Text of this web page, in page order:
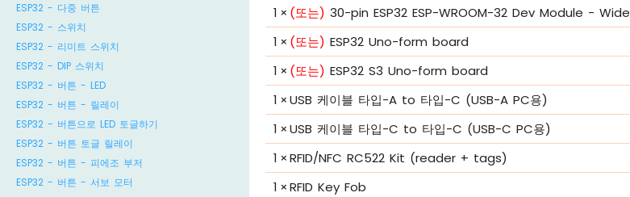
ESP32 - 다중 버튼
ESP32 - 스위치
ESP32 - 리미트 스위치
ESP32 - DIP 스위치
ESP32 - 버튼 - LED
ESP32 - 버튼 - 릴레이
ESP32 - 버튼으로 LED 토글하기
ESP32 - 버튼 토글 릴레이
ESP32 - 버튼 - 피에조 부저
ESP32 - 버튼 - 서보 모터
1 × (또는) 30-pin ESP32 ESP-WROOM-32 Dev Module - Wide
1 × (또는) ESP32 Uno-form board
1 × (또는) ESP32 S3 Uno-form board
1 ×USB 케이블 타입-A to 타입-C (USB-A PC용)
1 ×USB 케이블 타입-C to 타입-C (USB-C PC용)
1 ×RFID/NFC RC522 Kit (reader + tags)
1 ×RFID Key Fob